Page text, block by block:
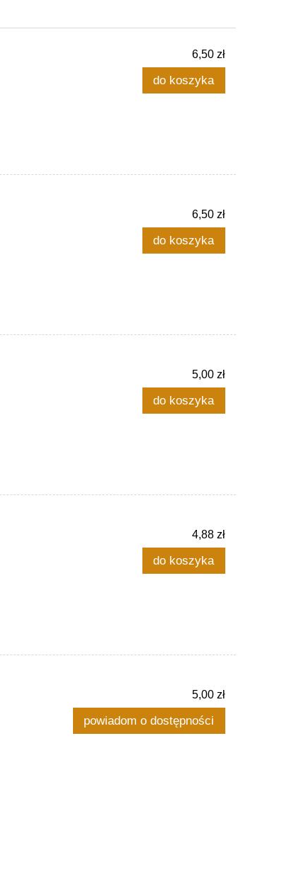
6,50 zł
do koszyka
6,50 zł
do koszyka
5,00 zł
do koszyka
4,88 zł
do koszyka
5,00 zł
powiadom o dostępności